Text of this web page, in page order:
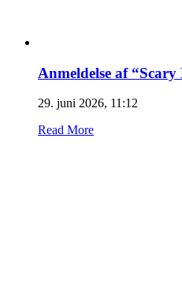
Anmeldelse af
29. juni 2026, 11:12
Read More